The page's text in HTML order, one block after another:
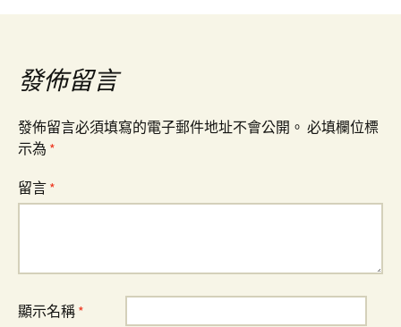
導
覽發佈留言
發佈留言必須填寫的電子郵件地址不會公開。 必填欄位標
示為 *
留言 *
顯示名稱 *